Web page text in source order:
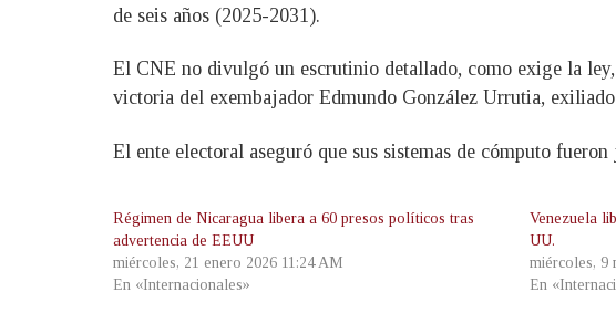
de seis años (2025-2031).
El CNE no divulgó un escrutinio detallado, como exige la
victoria del exembajador Edmundo González Urrutia, exiliado
El ente electoral aseguró que sus sistemas de cómputo
Régimen de Nicaragua libera a 60 presos políticos tras
advertencia de EEUU
miércoles, 21 enero 2026 11:24 AM
En «Internacionales»
Venezuela
UU.
miércoles, 9
En